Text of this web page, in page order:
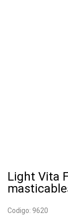
Light Vita
Codigo: 9620